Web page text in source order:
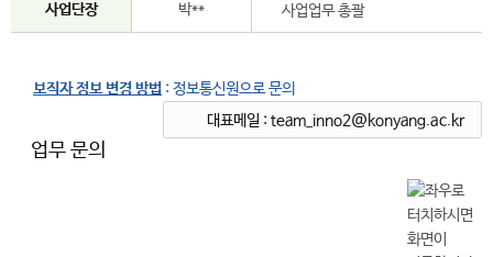
사업단장 박** 사업업무 총괄
보직자 정보 변경 방법 : 정보통신원으로 문의
대표메일 : team_inno2@konyang.ac.kr
업무 문의